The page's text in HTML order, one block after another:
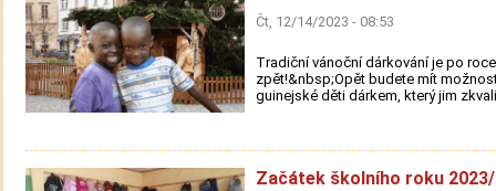
Čt, 12/14/2023 - 08:53
Tradiční vánoční dárkování je po roce
zpět!&nbsp;Opět budete mít
guinejské děti dárkem, který jim
Začátek školního roku